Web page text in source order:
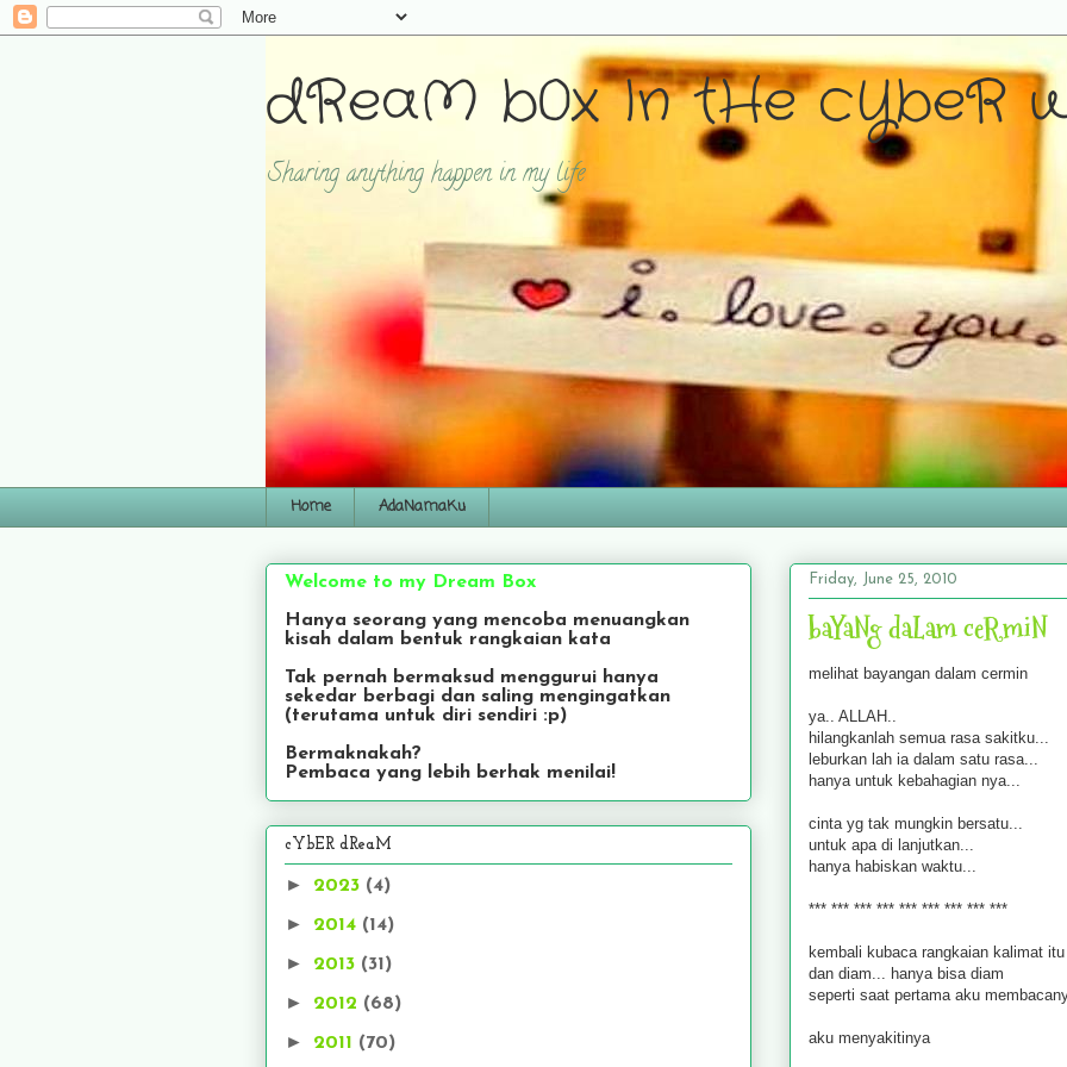
dReaM b0x In tHe cYbeR
Sharing anything happen in my life
Home AdaNamaKu
Friday, June 25, 2010
baYaNg daLam ceRmiN
melihat bayangan dalam cermin
ya.. ALLAH..
hilangkanlah semua rasa sakitku...
leburkan lah ia dalam satu rasa...
hanya untuk kebahagian nya...
cinta yg tak mungkin bersatu...
untuk apa di lanjutkan...
hanya habiskan waktu...
*** *** *** *** *** *** *** *** ***
kembali kubaca rangkaian kalimat itu
dan diam... hanya bisa diam
seperti saat pertama aku
aku menyakitinya
Welcome to my Dream Box
Hanya seorang yang mencoba menuangkan
kisah dalam bentuk rangkaian kata
Tak pernah bermaksud menggurui hanya
sekedar berbagi dan saling mengingatkan
(terutama untuk diri sendiri :p)
Bermaknakah?
Pembaca yang lebih berhak menilai!
cYbER dReaM
► 2023 (4)
► 2014 (14)
► 2013 (31)
► 2012 (68)
► 2011 (70)